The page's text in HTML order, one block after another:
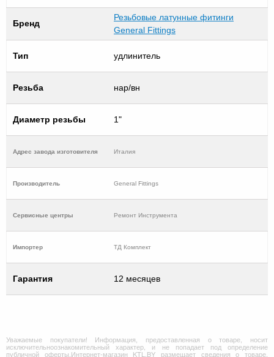
Бренд
Резьбовые латунные фитинги
General Fittings
Тип удлинитель
Резьба нар/вн
Диаметр резьбы 1"
Адрес завода изготовителя Италия
Производитель General Fittings
Cервисные центры Ремонт Инструмента
Импортер ТД Комплект
Гарантия 12 месяцев
Уважаемые покупатели! Информация, предоставленная о товаре, носит
исключительноознакомительный характер, и не попадает под определение
публичной оферты.Интернет-магазин KTL.BY размещает сведения о товаре,